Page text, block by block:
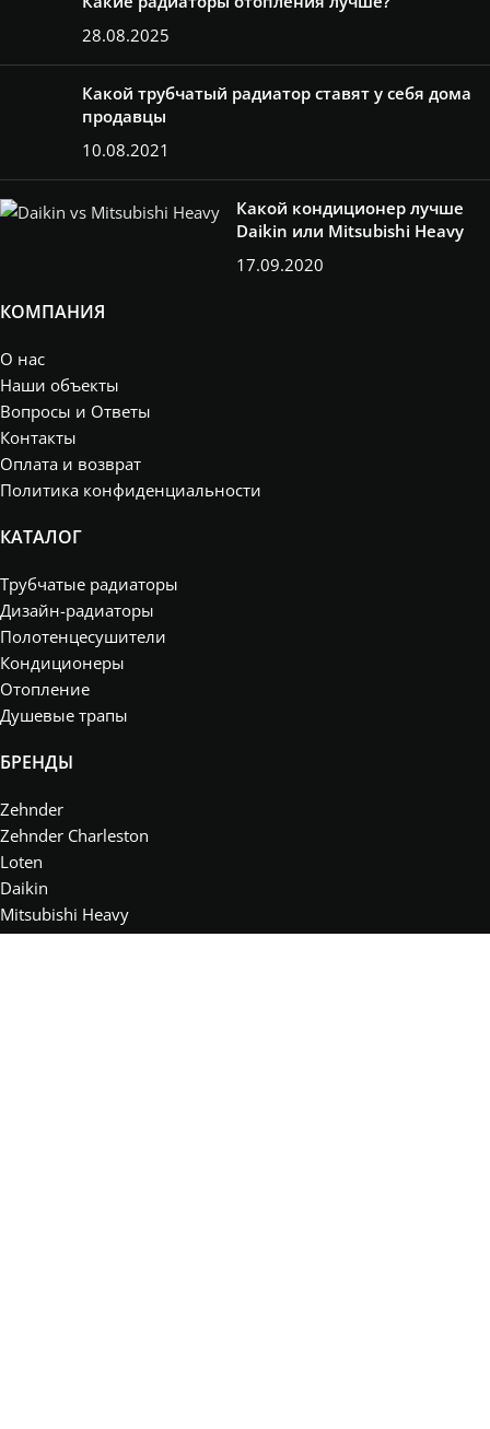
28.08.2025
Какой трубчатый радиатор ставят у себя дома
продавцы
10.08.2021
Какой кондиционер лучше
Daikin или Mitsubishi Heavy
17.09.2020
КОМПАНИЯ
О нас
Наши объекты
Вопросы и Ответы
Контакты
Оплата и возврат
Политика конфиденциальности
КАТАЛОГ
Трубчатые радиаторы
Дизайн-радиаторы
Полотенцесушители
Кондиционеры
Отопление
Душевые трапы
БРЕНДЫ
Zehnder
Zehnder Charleston
Loten
Daikin
Mitsubishi Heavy
Daveti